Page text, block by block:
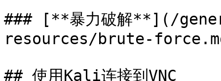
### [**暴力破解**](/
resources/brute-
## 使用Kali连接到VNC